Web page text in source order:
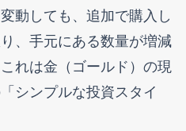
動しても、追加で購入し
、手元にある数量が増減
れは金（ゴールド）の現
シンプルな投資スタイ